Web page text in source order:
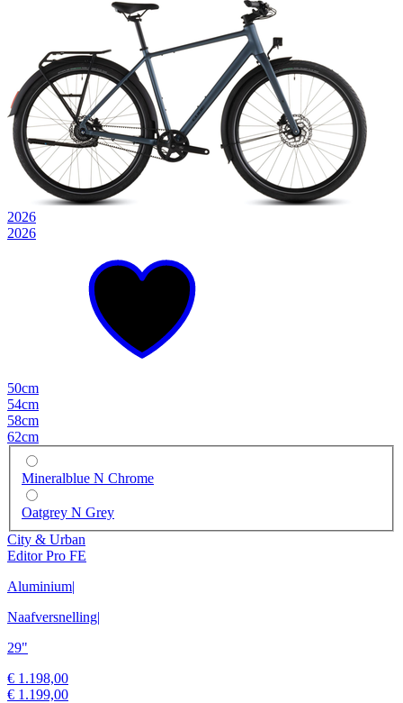
2026
2026
50cm
54cm
58cm
62cm
Mineralblue N Chrome
Oatgrey N Grey
City & Urban
Editor Pro FE
Aluminium|
Naafversnelling|
29"
€ 1.198,00
€ 1.199,00